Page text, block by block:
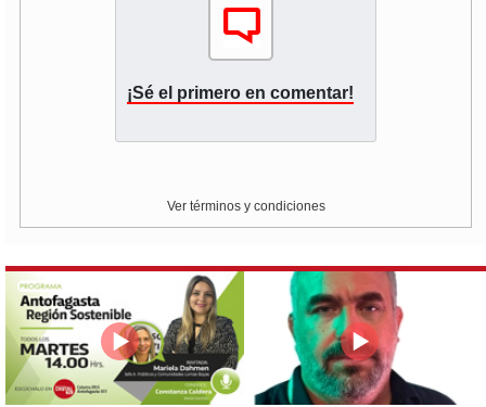
¡Sé el primero en comentar!
Ver términos y condiciones